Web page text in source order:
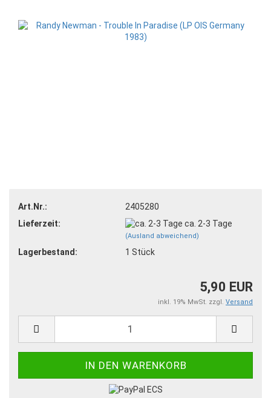
Art.Nr.:
2405280
Lieferzeit:
ca. 2-3 Tage
(Ausland abweichend)
Lagerbestand: 1 Stück
5,90 EUR
inkl. 19% MwSt. zzgl. Versand